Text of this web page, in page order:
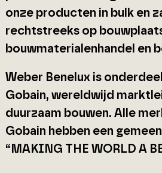
onze producten in bulk en
rechtstreeks op
bouwmaterialenhandel en
Weber Benelux is
Gobain, wereldwijd
duurzaam bouwen. Alle
Gobain hebben een
“MAKING THE WORLD A